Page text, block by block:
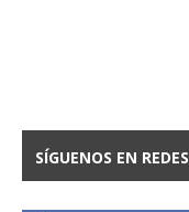
SÍGUENOS EN REDES